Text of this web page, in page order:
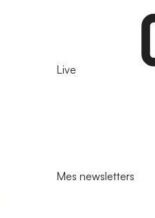
Live
Mes newsletters